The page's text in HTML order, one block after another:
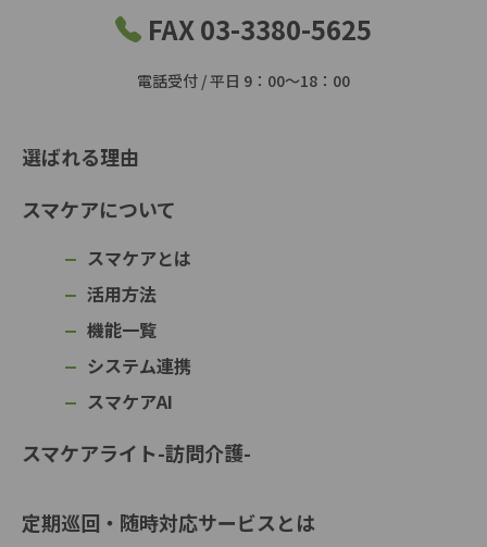
FAX 03-3380-5625
電話受付 / 平日 9：00～18：00
選ばれる理由
スマケアについて
スマケアとは
活用方法
機能一覧
システム連携
スマケアAI
スマケアライト-訪問介護-
定期巡回・随時対応サービスとは